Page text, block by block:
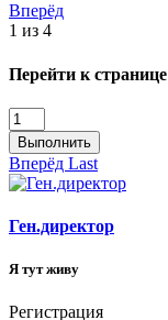
Вперёд
1 из 4
Перейти к странице
Выполнить
Вперёд Last
Ген.директор
Я тут живу
Регистрация